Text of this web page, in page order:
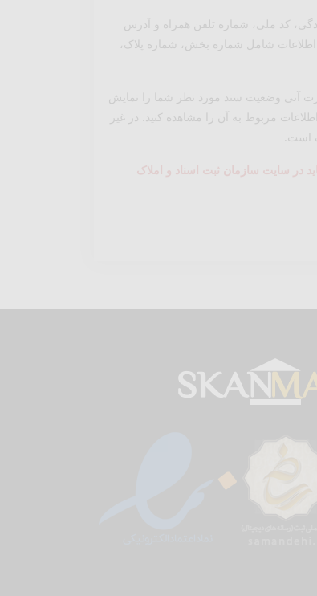
کد ملی، شماره تلفن همراه و آدرس
اطلاعات شامل شماره بخش، شماره پلاک،
آنی وضعیت سند مورد نظر شما را نمایش
مربوط به آن را مشاهده کنید. در غیر
است.
در سایت سازمان ثبت اسناد و املاک